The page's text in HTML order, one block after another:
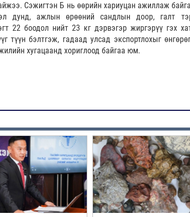
Сэжигтэн Б нь өөрийн хариуцан ажиллаж
дунд, ажлын өрөөний сандлын доор, галт
22 боодол нийт 23 кг дэрвэгэр жиргэрүү гэх
түүн бэлтгэж, гадаад улсад экспортлохыг
хугацаанд хориглоод байгаа юм.